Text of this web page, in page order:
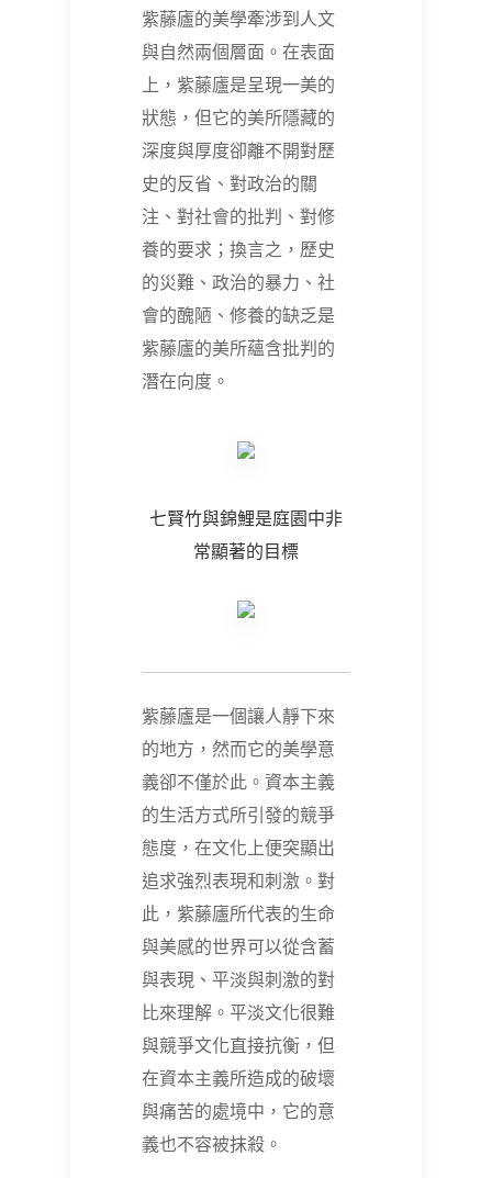
紫藤廬的美學牽涉到人文
與自然兩個層面。在表面
上，紫藤廬是呈現一美的
狀態，但它的美所隱藏的
深度與厚度卻離不開對歷
史的反省、對政治的關
注、對社會的批判、對修
養的要求；換言之，歷史
的災難、政治的暴力、社
會的醜陋、修養的缺乏是
紫藤廬的美所蘊含批判的
潛在向度。
七賢竹與錦鯉是庭園中非
常顯著的目標
紫藤廬是一個讓人靜下來
的地方，然而它的美學意
義卻不僅於此。資本主義
的生活方式所引發的競爭
態度，在文化上便突顯出
追求強烈表現和刺激。對
此，紫藤廬所代表的生命
與美感的世界可以從含蓄
與表現、平淡與刺激的對
比來理解。平淡文化很難
與競爭文化直接抗衡，但
在資本主義所造成的破壞
與痛苦的處境中，它的意
義也不容被抹殺。